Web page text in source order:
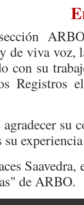
de viva voz,
con su
Registros
su
de ARBO.